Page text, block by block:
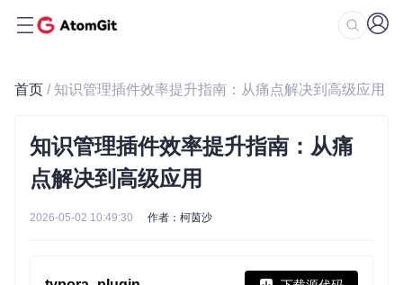
首页 / 知识管理插件效率提升指南：从痛点解决到高级应用
知识管理插件效率提升指南：从痛
点解决到高级应用
2026-05-02 10:49:30 作者：柯茵沙